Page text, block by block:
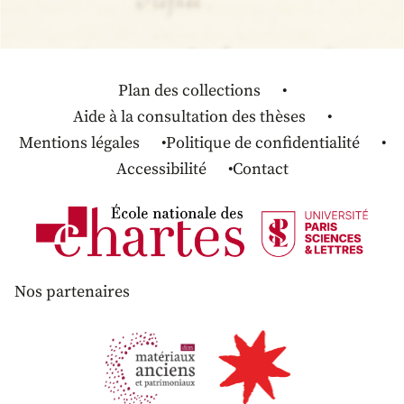
Plan des collections
Aide à la consultation des thèses
Mentions légales
Politique de confidentialité
Accessibilité
Contact
Nos partenaires